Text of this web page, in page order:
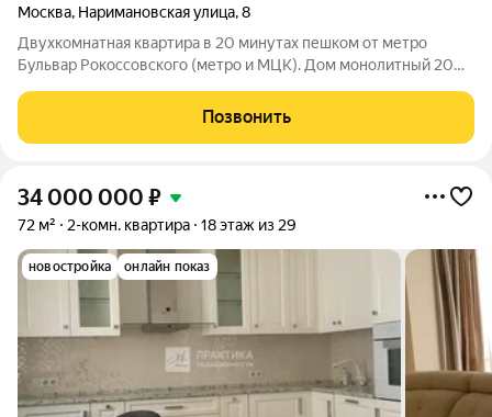
Москва, Наримановская улица,8
Двухкомнатная квартира в 20 минутах пешком от метро
Бульвар Рокоссовского (метро и МЦК). Дом монолитный 2008
просторный холл 17.6 м, кухня 8м. Большая лоджия из комнаты.
Отличный ремонт. Прекрасный
Позвонить
34 000 000 ₽
72 м² 2-комн. квартира 18 этаж из 29
новостройка онлайн показ